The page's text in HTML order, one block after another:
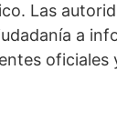
Las
a
oficiales